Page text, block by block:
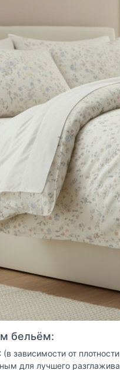
бельём:
зависимости от
для лучшего